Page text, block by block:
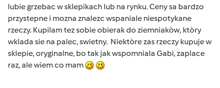
lubie grzebac w sklepikach lub na rynku. Ceny sa bardzo
przystepne i mozna znalezc wspaniale niespotykane
rzeczy. Kupilam tez sobie obierak do ziemniakòw, ktòry
wklada sie na palec, swietny. Niektòre zas rzeczy kupuje w
sklepie, oryginalne, bo tak jak wspomniala Gabi, zaplace
raz, ale wiem co mam